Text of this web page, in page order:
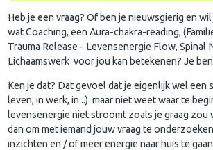
Heb je een vraag? Of ben je nieuwsgierig en
wat Coaching, een Aura-chakra-reading,
Trauma Release - Levensenergie Flow, Spinal
Lichaamswerk voor jou kan betekenen? Je
Ken je dat? Dat gevoel dat je eigenlijk wel een
leven, in werk, in ..) maar niet weet waar te
levensenergie niet stroomt zoals je graag zou
dan om met iemand jouw vraag te
inzichten en / of meer energie naar huis te